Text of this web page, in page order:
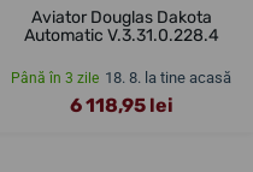
Aviator Douglas Dakota
Automatic V.3.31.0.228.4
Până în 3 zile 18. 8. la tine acasă
6 118,95 lei